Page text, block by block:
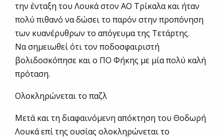
την ένταξη του Λουκά στον ΑΟ Τρίκαλα και ήταν
πολύ πιθανό να δώσει το παρόν στην προπόνηση
των κυανέρυθρων το απόγευμα της Τετάρτης.
Να σημειωθεί ότι τον ποδοσφαιριστή
βολιδοσκόπησε και ο ΠΟ Φήκης με μία πολύ καλή
πρόταση.
Ολοκληρώνεται το παζλ
Μετά και τη διαφαινόμενη απόκτηση του Θοδωρή
Λουκά επί της ουσίας ολοκληρώνεται το